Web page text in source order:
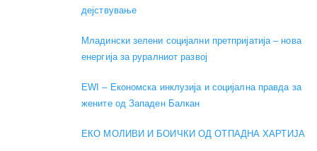
дејствување
Младински зелени социјални претпријатија – нова
енергија за руралниот развој
EWI – Економска инклузија и социјална правда за
жените од Западен Балкан
ЕКО МОЛИВИ И БОИЧКИ ОД ОТПАДНА ХАРТИЈА